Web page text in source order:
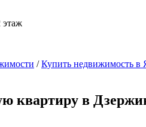
этаж
/Купить недвижимость в
квартиру в